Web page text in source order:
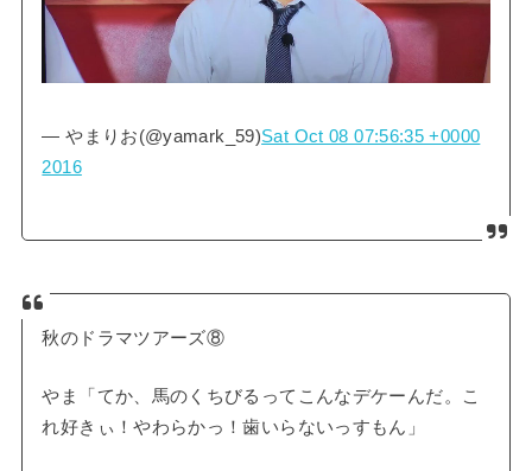
— やまりお(@yamark_59)Sat Oct 08 07:56:35 +0000
2016
秋のドラマツアーズ⑧
やま「てか、馬のくちびるってこんなデケーんだ。こ
れ好きぃ！やわらかっ！歯いらないっすもん」